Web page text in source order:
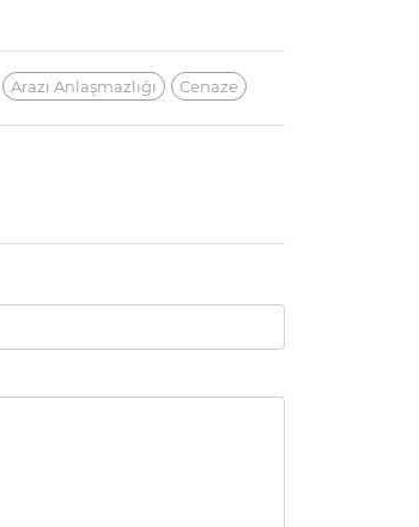
Arazi Anlaşmazlığı Cenaze